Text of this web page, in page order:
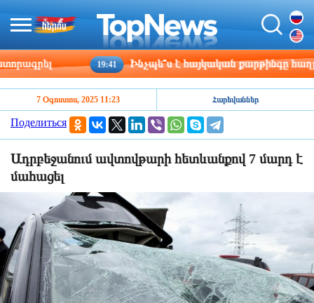
19:41 Ինչպե՞ս է հայկական քարթինգը
7 Օգոստոս, 2025 11:23 Հարեվաններ
Поделиться
Ադրբեջանում ավտովթարի հետևանքով 7 մարդ է
մահացել